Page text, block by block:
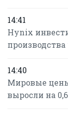
14:41
Hynix
14:40
Мировые
выросли на